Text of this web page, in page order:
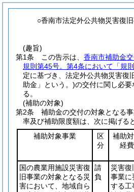
○香南市法定外公共物災害復
(趣旨)
第1条
この告示は、 香南市補助金交
規則第45号。第4条において「規
定に基づき、法定外公共物災害復
助金」という。)の交付に関し必
る。
(補助の対象)
第2条
補助金の交付の対象となる
率及び補助限度額は、次に掲げる
補助対象事業
区
分
補助
経費
国の農業用施設災害復
旧事業の対象となる災
害において、地域自ら
請
負
災害復
事業に
する工